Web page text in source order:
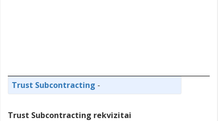
Trust Subcontracting -
Trust Subcontracting rekvizitai